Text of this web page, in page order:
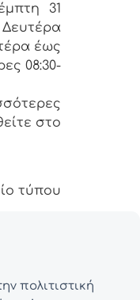
31
Δευτέρα
έως
08:30-
στο
τύπου
πολιτιστική